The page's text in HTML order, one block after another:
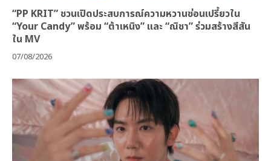
“PP KRIT” ชวนเปิดประสบการณ์ความหวานซ่อนเปรี้ยวใน
“Your Candy” พร้อม “ต้าเหนิง” และ “ณิชา” ร่วมสร้างสีสัน
ใน MV
07/08/2026